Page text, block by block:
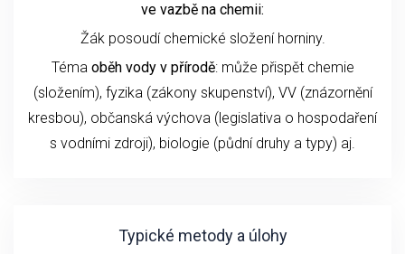
ve vazbě na chemii:
Žák posoudí chemické složení horniny.
Téma oběh vody v přírodě: může přispět chemie
(složením), fyzika (zákony skupenství), VV (znázornění
kresbou), občanská výchova (legislativa o hospodaření
s vodními zdroji), biologie (půdní druhy a typy) aj.
Typické metody a úlohy